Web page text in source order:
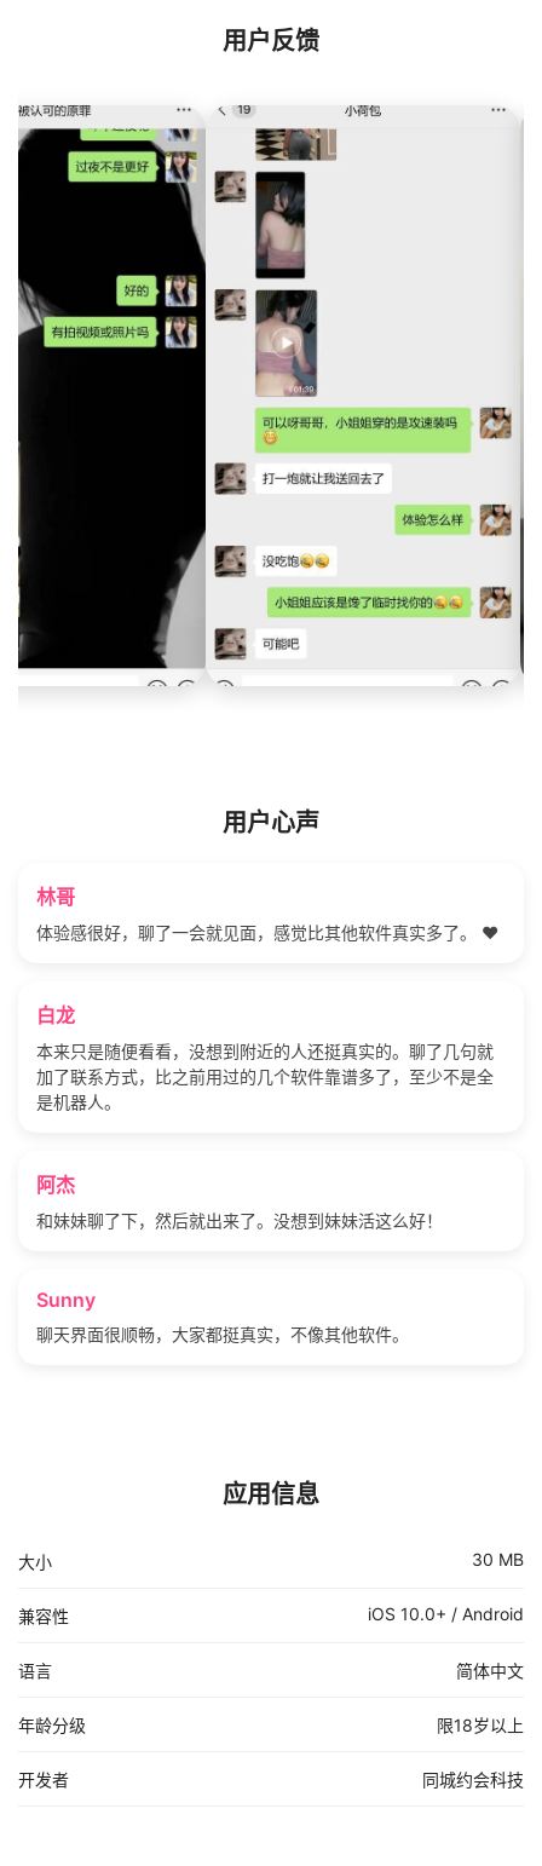
用户反馈
用户心声
林哥
体验感很好，聊了一会就见面，感觉比其他软件真实多了。 ❤️
白龙
本来只是随便看看，没想到附近的人还挺真实的。聊了几句就
加了联系方式，比之前用过的几个软件靠谱多了，至少不是全
是机器人。
阿杰
和妹妹聊了下，然后就出来了。没想到妹妹活这么好！
Sunny
聊天界面很顺畅，大家都挺真实，不像其他软件。
应用信息
大小 30 MB
兼容性 iOS 10.0+ / Android
语言 简体中文
年龄分级 限18岁以上
开发者 同城约会科技